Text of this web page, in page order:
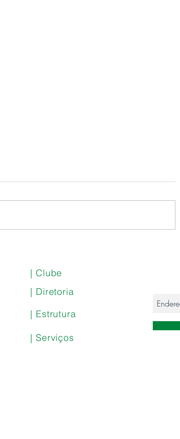
| Clube
| Diretoria
| Estrutura
| Serviços